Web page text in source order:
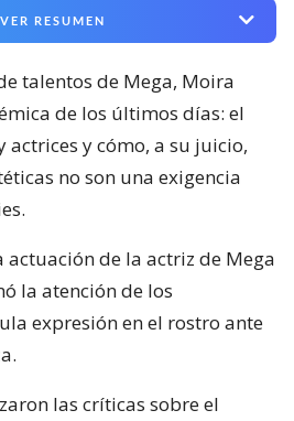
VER RESUMEN
talentos de Mega, Moira
de los últimos días: el
actrices y cómo, a su juicio,
no son una exigencia
actuación de la actriz de Mega
la atención de los
expresión en el rostro ante
las críticas sobre el